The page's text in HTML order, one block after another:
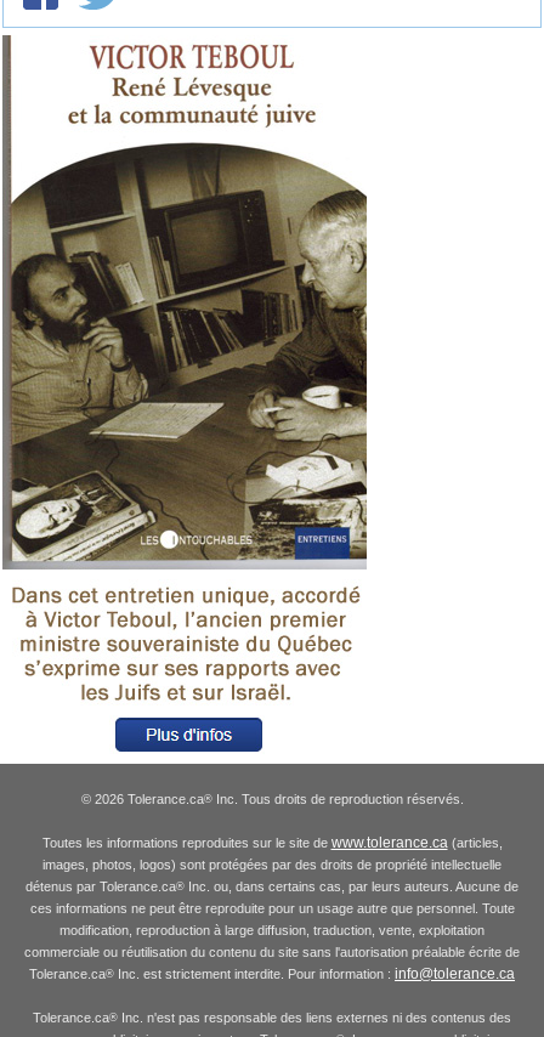
© 2026 Tolerance.ca®Inc. Tous droits de reproduction réservés.
Toutes les informations reproduites sur le site de www.tolerance.ca(articles,
images, photos, logos) sont protégées par des droits de propriété intellectuelle
détenus par Tolerance.ca® Inc. ou, dans certains cas, par leurs auteurs. Aucune de
ces informations ne peut être reproduite pour un usage autre que personnel. Toute
modification, reproduction à large diffusion, traduction, vente, exploitation
commerciale ou réutilisation du contenu du site sans l'autorisation préalable écrite de
Tolerance.ca® Inc. est strictement interdite. Pour information : info@tolerance.ca
Tolerance.ca® Inc. n'est pas responsable des liens externes ni des contenus des